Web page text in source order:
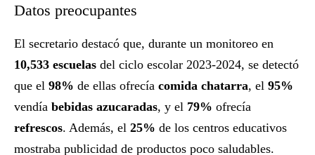
Datos preocupantes
El secretario destacó que, durante un monitoreo en
10,533 escuelas del ciclo escolar 2023-2024, se detectó
que el 98% de ellas ofrecía comida chatarra, el 95%
vendía bebidas azucaradas, y el 79% ofrecía
refrescos. Además, el 25% de los centros educativos
mostraba publicidad de productos poco saludables.